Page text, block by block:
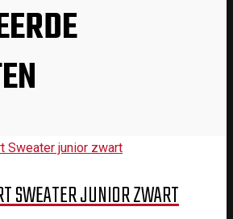
SWEATER JUNIOR ZWART